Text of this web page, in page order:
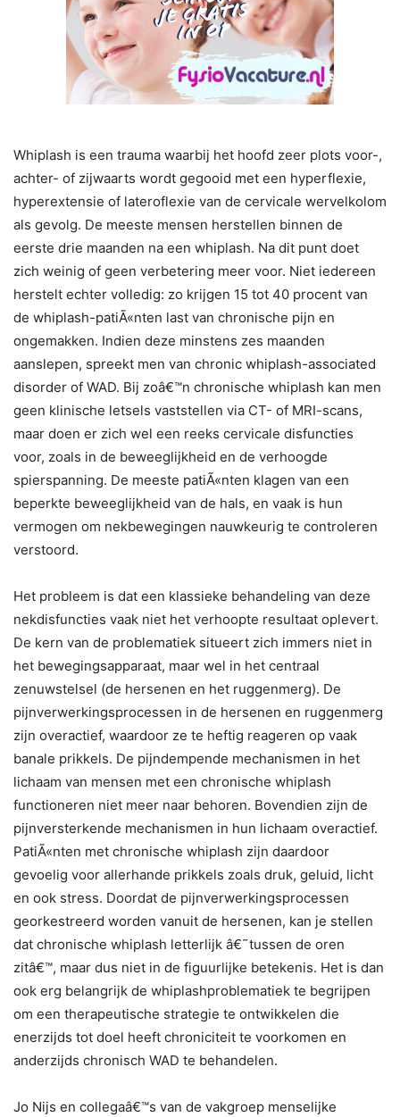
Whiplash is een trauma waarbij het hoofd zeer plots voor-,
achter- of zijwaarts wordt gegooid met een hyperflexie,
hyperextensie of lateroflexie van de cervicale wervelkolom
als gevolg. De meeste mensen herstellen binnen de
eerste drie maanden na een whiplash. Na dit punt doet
zich weinig of geen verbetering meer voor. Niet iedereen
herstelt echter volledig: zo krijgen 15 tot 40 procent van
de whiplash-patiÃ«nten last van chronische pijn en
ongemakken. Indien deze minstens zes maanden
aanslepen, spreekt men van chronic whiplash-associated
disorder of WAD. Bij zoâ€™n chronische whiplash kan men
geen klinische letsels vaststellen via CT- of MRI-scans,
maar doen er zich wel een reeks cervicale disfuncties
voor, zoals in de beweeglijkheid en de verhoogde
spierspanning. De meeste patiÃ«nten klagen van een
beperkte beweeglijkheid van de hals, en vaak is hun
vermogen om nekbewegingen nauwkeurig te controleren
verstoord.
Het probleem is dat een klassieke behandeling van deze
nekdisfuncties vaak niet het verhoopte resultaat oplevert.
De kern van de problematiek situeert zich immers niet in
het bewegingsapparaat, maar wel in het centraal
zenuwstelsel (de hersenen en het ruggenmerg). De
pijnverwerkingsprocessen in de hersenen en ruggenmerg
zijn overactief, waardoor ze te heftig reageren op vaak
banale prikkels. De pijndempende mechanismen in het
lichaam van mensen met een chronische whiplash
functioneren niet meer naar behoren. Bovendien zijn de
pijnversterkende mechanismen in hun lichaam overactief.
PatiÃ«nten met chronische whiplash zijn daardoor
gevoelig voor allerhande prikkels zoals druk, geluid, licht
en ook stress. Doordat de pijnverwerkingsprocessen
georkestreerd worden vanuit de hersenen, kan je stellen
dat chronische whiplash letterlijk â€˜tussen de oren
zitâ€™, maar dus niet in de figuurlijke betekenis. Het is dan
ook erg belangrijk de whiplashproblematiek te begrijpen
om een therapeutische strategie te ontwikkelen die
enerzijds tot doel heeft chroniciteit te voorkomen en
anderzijds chronisch WAD te behandelen.
Jo Nijs en collegaâ€™s van de vakgroep menselijke